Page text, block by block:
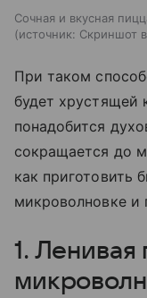
Сочная и вкусная
источник: Скриншот
При таком
будет хрустящей
понадобится
сокращается до
как приготовить
микроволновке и
1. Ленивая